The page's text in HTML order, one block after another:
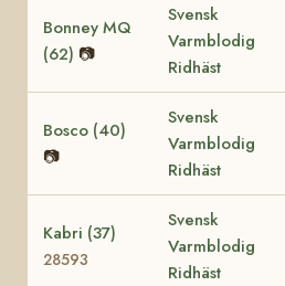
Bonney MQ
(62) 📷
Svensk
Varmblodig
Ridhäst
Bosco (40)
📷
Svensk
Varmblodig
Ridhäst
Kabri (37)
28593
Svensk
Varmblodig
Ridhäst